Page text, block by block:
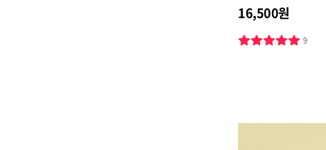
16,500원
9